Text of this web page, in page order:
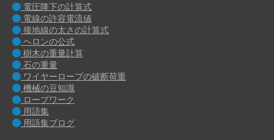
電圧降下の計算式
電線の許容電流値
接地線の太さの計算式
ヘロンの公式
樹木の重量計算
石の重量
ワイヤーロープの破断荷重
機械の豆知識
ロープワーク
用語集
用語集ブログ